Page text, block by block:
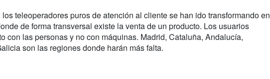
los teleoperadores puros de atención al cliente se han ido transformando en
de forma transversal existe la venta de un producto. Los usuarios
con las personas y no con máquinas. Madrid, Cataluña, Andalucía,
son las regiones donde harán más falta.